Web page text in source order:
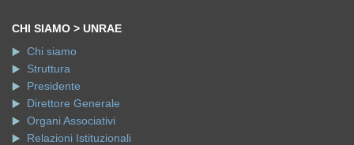
CHI SIAMO > UNRAE
Chi siamo
Struttura
Presidente
Direttore Generale
Organi Associativi
Relazioni Istituzionali